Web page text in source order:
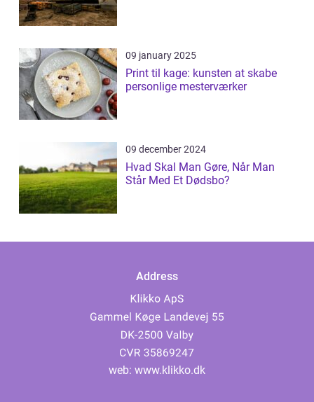
09 january 2025
Print til kage: kunsten at skabe
personlige mesterværker
09 december 2024
Hvad Skal Man Gøre, Når Man
Står Med Et Dødsbo?
Address
web: www.klikko.dk